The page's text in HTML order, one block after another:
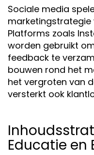
Sociale media
marketingstrategie
Platforms zoals
worden gebruikt
feedback te
bouwen rond het
het vergroten van
versterkt ook
Educatie en